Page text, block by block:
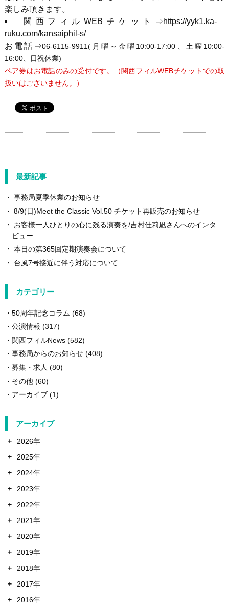
楽しみ頂きます。
関西フィル WEB チケット
⇒https://yyk1.ka-
ruku.com/kansaiphil-s/
お電話⇒06-6115-9911( 月曜～金曜 10:00-17:00 、土曜 10:00-
16:00、日祝休業)
ペア券はお電話のみの受付です。（関西フィルWEBチケットでの取
扱いはございません。）
最新記事
事務局夏季休業のお知らせ
8/9(日)Meet the Classic Vol.50 チケット再販売のお知らせ
お客様一人ひとりの心に残る演奏を/吉村佳莉凪さんへのインタ
ビュー
本日の第365回定期演奏会について
台風7号接近に伴う対応について
カテゴリー
50周年記念コラム (68)
公演情報 (317)
関西フィルNews(582)
事務局からのお知らせ(408)
募集・求人 (80)
その他(60)
アーカイブ(1)
アーカイブ
+
2026年
+
2025年
+
2024年
+
2023年
+
2022年
+
2021年
+
2020年
+
2019年
+
2018年
+
2017年
+
2016年